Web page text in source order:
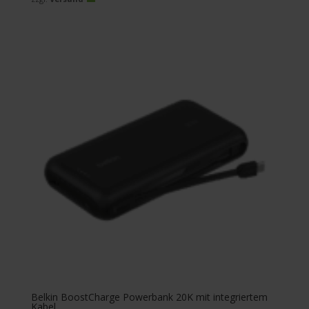
Belkin BoostCharge Powerbank 20K mit integriertem